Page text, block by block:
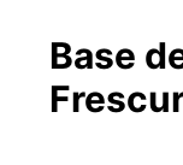
Base